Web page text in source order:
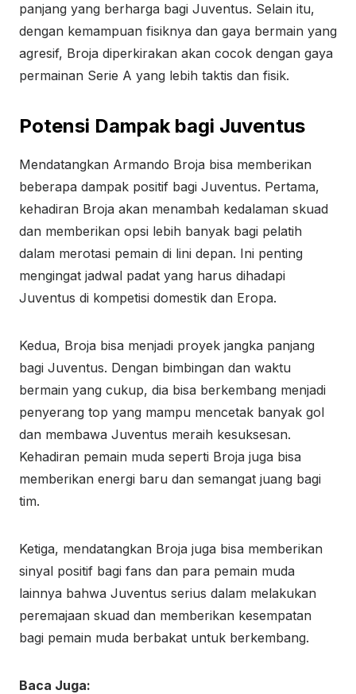
panjang yang berharga bagi Juventus. Selain itu,
dengan kemampuan fisiknya dan gaya bermain yang
agresif, Broja diperkirakan akan cocok dengan gaya
permainan Serie A yang lebih taktis dan fisik.
Potensi Dampak bagi Juventus
Mendatangkan Armando Broja bisa memberikan
beberapa dampak positif bagi Juventus. Pertama,
kehadiran Broja akan menambah kedalaman skuad
dan memberikan opsi lebih banyak bagi pelatih
dalam merotasi pemain di lini depan. Ini penting
mengingat jadwal padat yang harus dihadapi
Juventus di kompetisi domestik dan Eropa.
Kedua, Broja bisa menjadi proyek jangka panjang
bagi Juventus. Dengan bimbingan dan waktu
bermain yang cukup, dia bisa berkembang menjadi
penyerang top yang mampu mencetak banyak gol
dan membawa Juventus meraih kesuksesan.
Kehadiran pemain muda seperti Broja juga bisa
memberikan energi baru dan semangat juang bagi
tim.
Ketiga, mendatangkan Broja juga bisa memberikan
sinyal positif bagi fans dan para pemain muda
lainnya bahwa Juventus serius dalam melakukan
peremajaan skuad dan memberikan kesempatan
bagi pemain muda berbakat untuk berkembang.
Baca Juga: